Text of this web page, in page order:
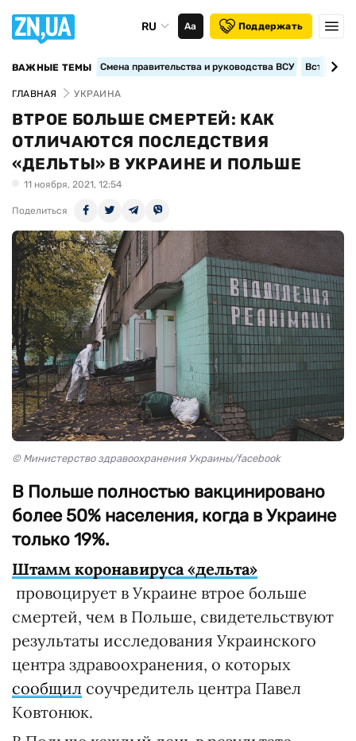
RU Аа Поддержать
ВАЖНЫЕ ТЕМЫ Смена правительства и руководства ВСУ
ГЛАВНАЯ УКРАИНА
ВТРОЕ БОЛЬШЕ СМЕРТЕЙ: КАК
ОТЛИЧАЮТСЯ ПОСЛЕДСТВИЯ
«ДЕЛЬТЫ» В УКРАИНЕ И ПОЛЬШЕ
11 ноября, 2021, 12:54
Поделиться
© Министерство здравоохранения Украины/facebook
В Польше полностью вакцинировано
более 50% населения, когда в Украине
только 19%.
Штамм коронавируса «дельта»
провоцирует в Украине втрое больше
смертей, чем в Польше, свидетельствуют
результаты исследования Украинского
центра здравоохранения, о которых
сообщил соучредитель центра Павел
Ковтонюк.